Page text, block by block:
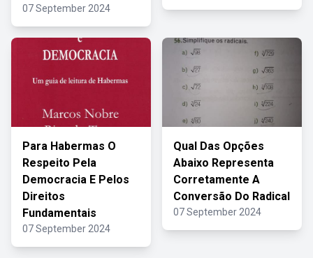
07 September 2024
Para Habermas O
Respeito Pela
Democracia E Pelos
Direitos
Fundamentais
07 September 2024
Qual Das Opções
Abaixo Representa
Corretamente A
Conversão Do Radical
07 September 2024